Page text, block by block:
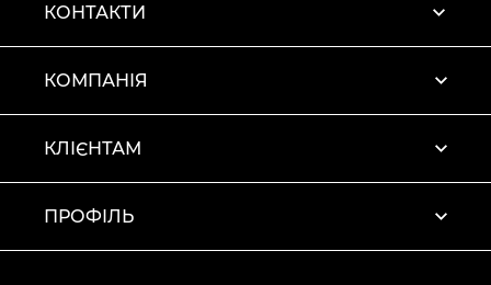
КОНТАКТИ
КОМПАНІЯ
КЛІЄНТАМ
ПРОФІЛЬ